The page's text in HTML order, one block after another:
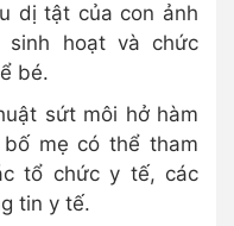
dị tật của con ảnh
sinh hoạt và chức
bé.
sứt môi hở hàm
mẹ có thể tham
tổ chức y tế, các
tin y tế.